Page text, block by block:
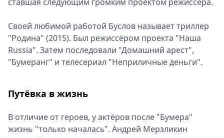
Своей любимой работой Буслов называет триллер
"Родина" (2015). Был режиссёром проекта "Наша
Russia". Затем последовали "Домашний арест",
"Бумеранг" и телесериал "Неприличные деньги".
Путёвка в жизнь
В отличие от героев, у актёров после "Бумера"
жизнь "только началась". Андрей Мерзликин